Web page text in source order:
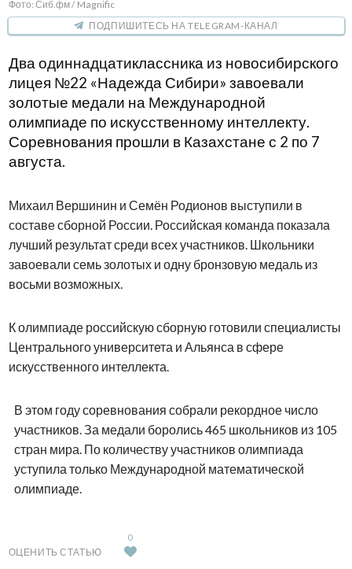
Фото: Сиб.фм / Magnific
ПОДПИШИТЕСЬ НА TELEGRAM-КАНАЛ
Два одиннадцатиклассника из новосибирского
лицея №22 «Надежда Сибири» завоевали
золотые медали на Международной
олимпиаде по искусственному интеллекту.
Соревнования прошли в Казахстане с 2 по 7
августа.
Михаил Вершинин и Семён Родионов выступили в
составе сборной России. Российская команда показала
лучший результат среди всех участников. Школьники
завоевали семь золотых и одну бронзовую медаль из
восьми возможных.
К олимпиаде российскую сборную готовили специалисты
Центрального университета и Альянса в сфере
искусственного интеллекта.
В этом году соревнования собрали рекордное число
участников. За медали боролись 465 школьников из 105
стран мира. По количеству участников олимпиада
уступила только Международной математической
олимпиаде.
ОЦЕНИТЬ СТАТЬЮ
0